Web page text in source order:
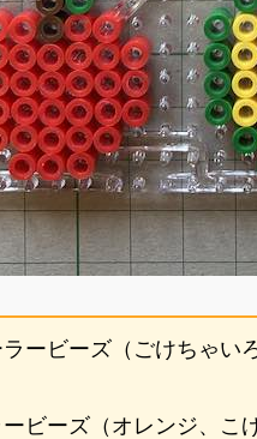
ービーズ（ごけちゃい
ビーズ（オレンジ、こ